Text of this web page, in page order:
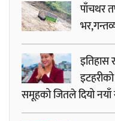
पाँचथर
इतिहास
समूहको जितले दियो